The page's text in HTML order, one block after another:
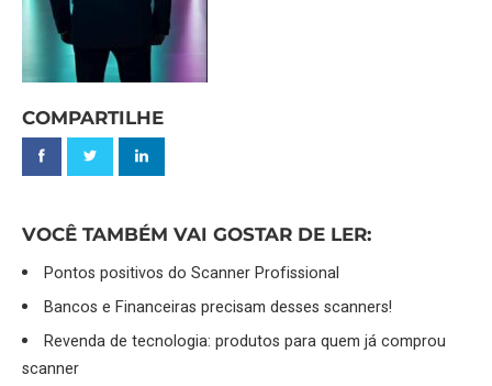
COMPARTILHE
VOCÊ TAMBÉM VAI GOSTAR DE LER:
Pontos positivos do Scanner Profissional
Bancos e Financeiras precisam desses scanners!
Revenda de tecnologia: produtos para quem já comprou
scanner